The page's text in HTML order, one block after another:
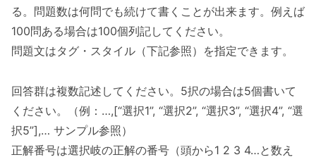
る。問題数は何問でも続けて書くことが出来ます。例えば
100問ある場合は100個列記してください。
問題文はタグ・スタイル（下記参照）を指定できます。
回答群は複数記述してください。5択の場合は5個書いて
ください。（例：…,[“選択1”, “選択2”, “選択3”, “選択4”, “選
択5”],… サンプル参照）
正解番号は選択岐の正解の番号（頭から1 2 3 4…と数え